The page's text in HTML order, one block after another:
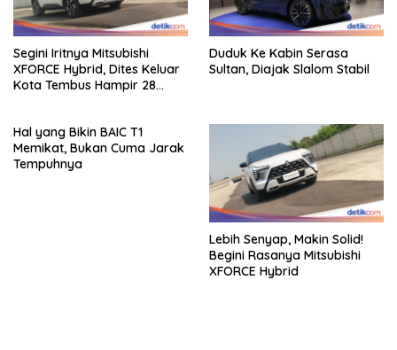
Segini Iritnya Mitsubishi
XFORCE Hybrid, Dites Keluar
Kota Tembus Hampir 28
Duduk Ke Kabin Serasa
Sultan, Diajak Slalom Stabil
Hal yang Bikin BAIC T1
Memikat, Bukan Cuma Jarak
Tempuhnya
Lebih Senyap, Makin Solid!
Begini Rasanya Mitsubishi
XFORCE Hybrid